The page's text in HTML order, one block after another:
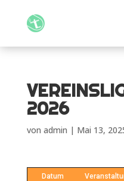
2026
von admin | Mai 13,
Datum